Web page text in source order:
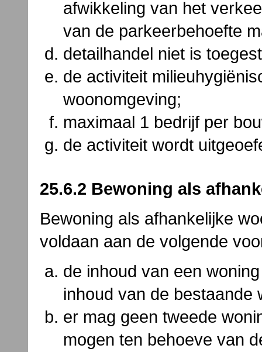
afwikkeling van het
van de parkeerbehoefte
detailhandel niet is
de activiteit
woonomgeving;
maximaal 1 bedrijf per
de activiteit wordt
25.6.2 Bewoning als
Bewoning als afhankelijke
voldaan aan de volgende
de inhoud van een
inhoud van de bestaande
er mag geen tweede
mogen ten behoeve van